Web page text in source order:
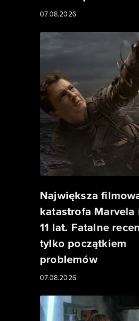
07.08.2026
Największa
katastrofa Marvela
11 lat. Fatalne
tylko początkiem
problemów
07.08.2026